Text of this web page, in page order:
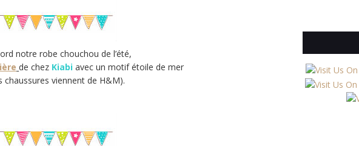
notre robe chouchou de l’été,
de chez Kiabi avec un motif étoile de mer
chaussures viennent de H&M).